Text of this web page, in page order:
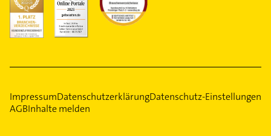
ImpressumDatenschutzerklärungDatenschutz-Einstellungen
AGBInhalte melden